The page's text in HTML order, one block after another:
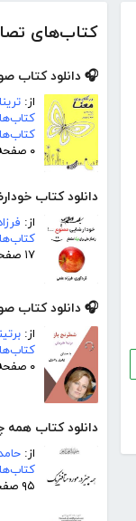
کتاب‌های
🎧 دانلود کتاب
از:
۰ صفحه
دانلود کتاب
از:
۱۷ صفحه
🎧 دانلود کتاب
از:
۰ صفحه
دانلود کتاب همه
از:
۹۵ صفحه